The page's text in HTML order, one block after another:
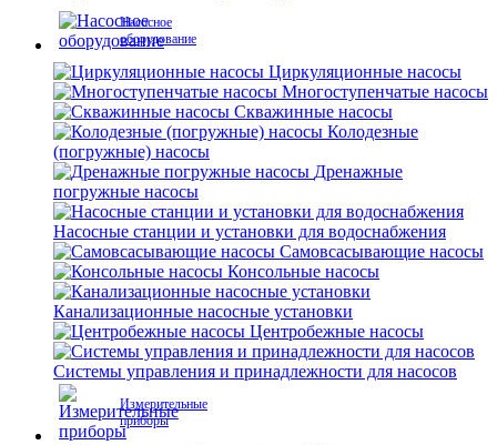
Насосное
оборудование
Циркуляционные насосы
Многоступенчатые насосы
Скважинные насосы
Колодезные
(погружные) насосы
Дренажные
погружные насосы
Насосные станции и установки для водоснабжения
Самовсасывающие насосы
Консольные насосы
Канализационные насосные установки
Центробежные насосы
Системы управления и принадлежности для насосов
Измерительные
приборы